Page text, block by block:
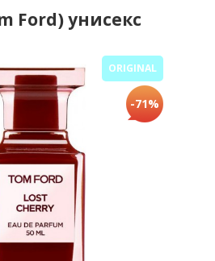
Ford) унисекс
ORIGINAL
-71%